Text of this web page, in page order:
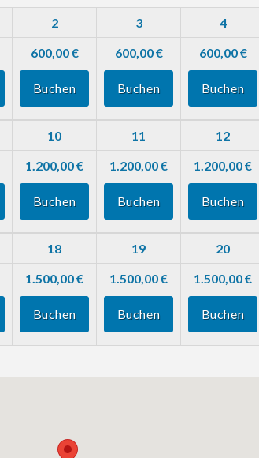
2 3 4
600,00 €
Buchen
600,00 €
Buchen
600,00 €
Buchen
10 11 12
1.200,00 €
Buchen
1.200,00 €
Buchen
1.200,00 €
Buchen
18 19 20
1.500,00 €
Buchen
1.500,00 €
Buchen
1.500,00 €
Buchen